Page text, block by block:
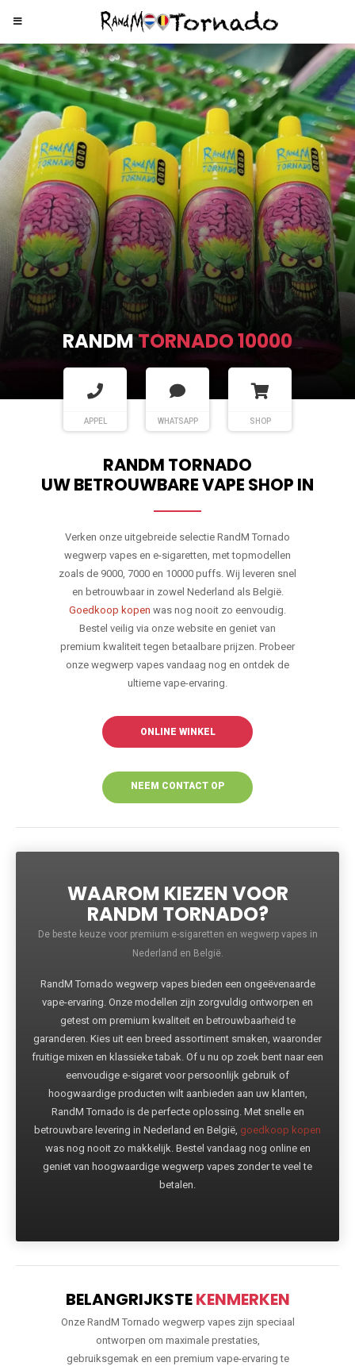
RANDMTORNADO 9000
APPEL WHATSAPP SHOP
RANDM TORNADO
UW BETROUWBARE VAPE SHOP IN
Verken onze uitgebreide selectie RandM Tornado
wegwerp vapes en e-sigaretten, met topmodellen
zoals de 9000, 7000 en 10000 puffs. Wij leveren snel
en betrouwbaar in zowel Nederland als België.
Goedkoop kopen was nog nooit zo eenvoudig.
Bestel veilig via onze website en geniet van
premium kwaliteit tegen betaalbare prijzen. Probeer
onze wegwerp vapes vandaag nog en ontdek de
ultieme vape-ervaring.
ONLINE WINKEL
NEEM CONTACT OP
WAAROM KIEZEN VOOR
RANDM TORNADO?
De beste keuze voor premium e-sigaretten en wegwerp vapes in
Nederland en België.
RandM Tornado wegwerp vapes bieden een ongeëvenaarde
vape-ervaring. Onze modellen zijn zorgvuldig ontworpen en
getest om premium kwaliteit en betrouwbaarheid te
garanderen. Kies uit een breed assortiment smaken, waaronder
fruitige mixen en klassieke tabak. Of u nu op zoek bent naar een
eenvoudige e-sigaret voor persoonlijk gebruik of
hoogwaardige producten wilt aanbieden aan uw klanten,
RandM Tornado is de perfecte oplossing. Met snelle en
betrouwbare levering in Nederland en België, goedkoop kopen
was nog nooit zo makkelijk. Bestel vandaag nog online en
geniet van hoogwaardige wegwerp vapes zonder te veel te
betalen.
BELANGRIJKSTEKENMERKEN
Onze RandM Tornado wegwerp vapes zijn speciaal
ontworpen om maximale prestaties,
gebruiksgemak en een premium vape-ervaring te